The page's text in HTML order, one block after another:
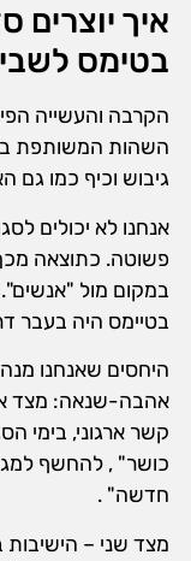
איך יוצרים
בטימס
הקרבה והעשייה
השהות המשותפת
גיבוש וכיף כמו גם
אנחנו לא יכולים
פשוטה. כתוצאה
במקום מול "אנשים".
בטיימס היה בעבר
היחסים שאנחנו
אהבה-שנאה: מצד
קשר ארגוני, בימי
כושר" , להחשף
חדשה" .
מצד שני – הישיבות